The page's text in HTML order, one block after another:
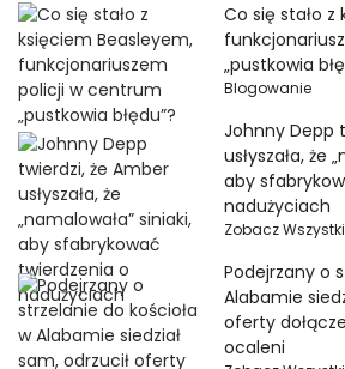
Co się stało
„pustkowia
Blogowanie
Johnny Depp
usłyszała, że
aby
nadużyciach
Zobacz
Podejrzany o
Alabamie
oferty
ocaleni